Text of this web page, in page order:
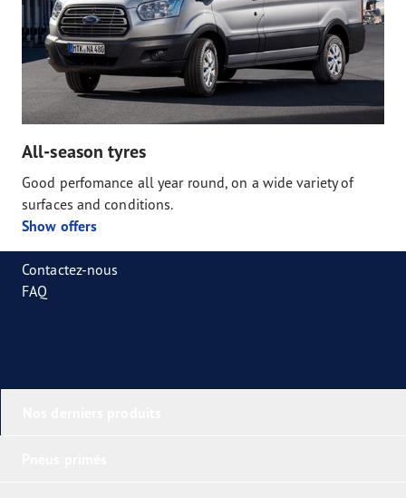
All-season tyres
Good perfomance all year round, on a wide variety of
surfaces and conditions.
Show offers
Contactez-nous
FAQ